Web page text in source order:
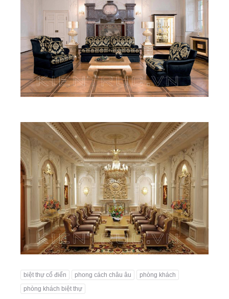
biệt thự cổ điển phong cách châu âu
phòng khách
phòng khách biệt thự